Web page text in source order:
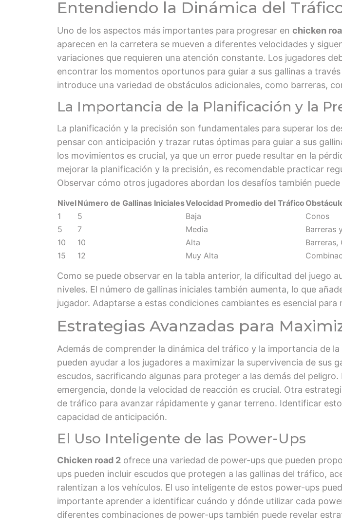
Entendiendo la Dinámica del
Uno de los aspectos más importantes para progresar en chicken
aparecen en la carretera se mueven a diferentes velocidades y
variaciones que requieren una atención constante. Los jugadores
encontrar los momentos oportunos para guiar a sus gallinas a
introduce una variedad de obstáculos adicionales, como barreras,
La Importancia de la Planificación y la
La planificación y la precisión son fundamentales para superar los
pensar con anticipación y trazar rutas óptimas para guiar a sus
los movimientos es crucial, ya que un error puede resultar en la
mejorar la planificación y la precisión, es recomendable practicar
Observar cómo otros jugadores abordan los desafíos también
NivelNúmero de Gallinas InicialesVelocidad Promedio del Tráfico
1
5 Baja
Conos
5
7 Media
Barreras
10
10 Alta
Barreras,
15
12 Muy Alta
Como se puede observar en la tabla anterior, la dificultad del juego
niveles. El número de gallinas iniciales también aumenta, lo que
jugador. Adaptarse a estas condiciones cambiantes es esencial
Estrategias Avanzadas para
Además de comprender la dinámica del tráfico y la importancia de
pueden ayudar a los jugadores a maximizar la supervivencia de sus
escudos, sacrificando algunas para proteger a las demás del
emergencia, donde la velocidad de reacción es crucial. Otra
de tráfico para avanzar rápidamente y ganar terreno. Identificar
capacidad de anticipación.
El Uso Inteligente de las Power-Ups
Chicken road 2 ofrece una variedad de power-ups que pueden
ups pueden incluir escudos que protegen a las gallinas del tráfico,
ralentizan a los vehículos. El uso inteligente de estos power-ups
importante aprender a identificar cuándo y dónde utilizar cada
diferentes combinaciones de power-ups también puede revelar